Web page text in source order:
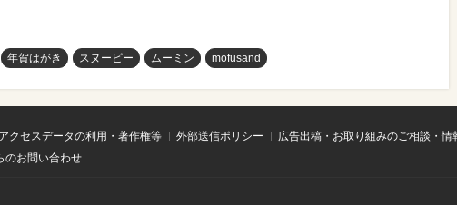
年賀はがき スヌーピー ムーミン mofusand
アクセスデータの利用・著作権等 外部送信ポリシー
広告出稿・お取り組みのご相談・
のお問い合わせ